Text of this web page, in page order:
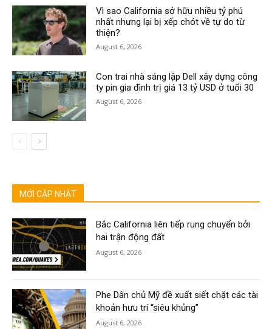
Vì sao California sở hữu nhiều tỷ phú
nhất nhưng lại bị xếp chót về tự do từ
thiện?
August 6, 2026
Con trai nhà sáng lập Dell xây dựng công
ty pin gia đình trị giá 13 tỷ USD ở tuổi 30
August 6, 2026
MỚI CẬP NHẬT
Bắc California liên tiếp rung chuyển bởi
hai trận động đất
August 6, 2026
Phe Dân chủ Mỹ đề xuất siết chặt các tài
khoản hưu trí “siêu khủng”
August 6, 2026